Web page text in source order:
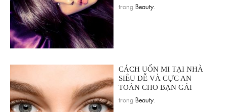
trong Beauty.
CÁCH UỐN MI TẠI NHÀ
SIÊU DỄ VÀ CỰC AN
TOÀN CHO BẠN GÁI
trong Beauty.